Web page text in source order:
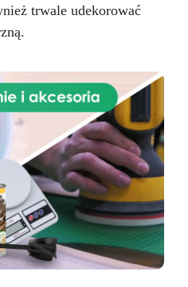
trwale udekorować